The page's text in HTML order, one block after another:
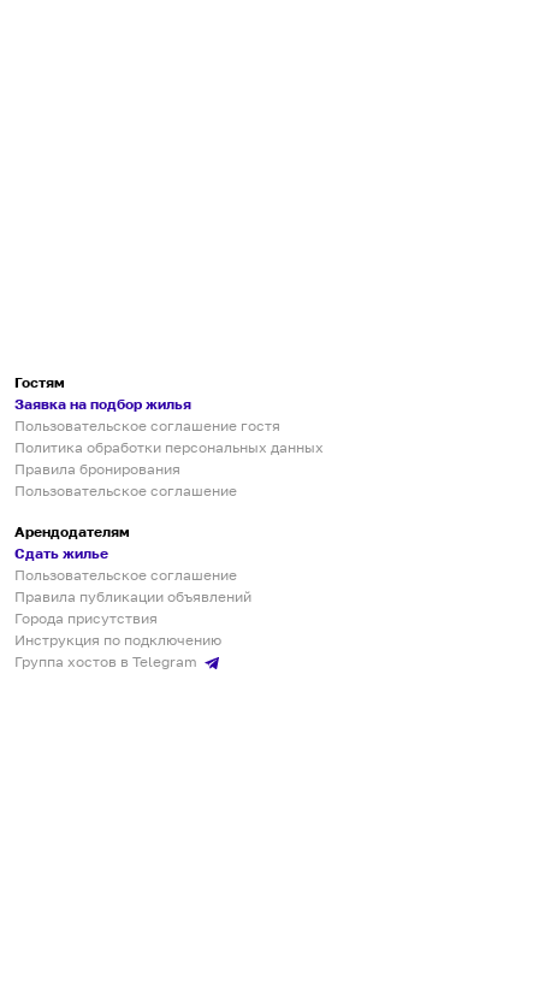
Гостям
Заявка на подбор жилья
Пользовательское соглашение гостя
Политика обработки персональных данных
Правила бронирования
Пользовательское соглашение
Арендодателям
Сдать жилье
Пользовательское соглашение
Правила публикации объявлений
Города присутствия
Инструкция по подключению
Группа хостов в Telegram